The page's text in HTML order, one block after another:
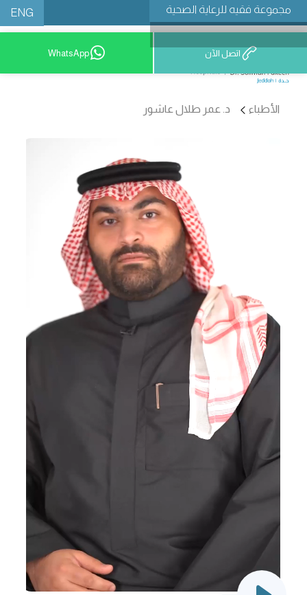
مجموعة فقيه للرعاية الصحية ENG
9200 12777 اتصل الآن WhatsApp
الأطباء د. عمر طلال عاشور